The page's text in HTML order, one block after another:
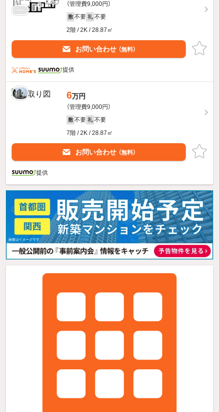
（管理費9,000円）
敷 不要 礼 不要
2階 / 2K / 28.87㎡
お問い合わせ （無料）
提供
6万円
（管理費9,000円）
敷 不要 礼 不要
7階 / 2K / 28.87㎡
お問い合わせ （無料）
提供